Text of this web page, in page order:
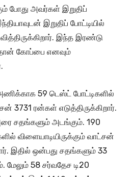
போது அவர்கள் இறுதிப்
இறுதிப் போட்டியில்
இந்த இரண்டு
கோப்பை எனவும்
59 டெஸ்ட் போட்டிகளில்
3731 ரன்கள் எடுத்திருக்கிறார்.
சதங்களும் அடங்கும். 190
விளையாடியிருக்கும் வாட்சன்
இதில் ஒன்பது சதங்களும் 33
58 சர்வதேச டி20